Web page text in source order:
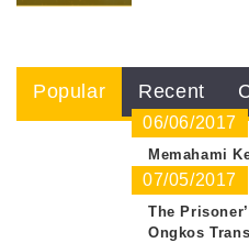
Popular Recent
06/06/2017
Memahami
07/05/2017
The
Ongkos